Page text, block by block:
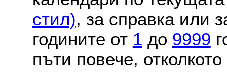
стил), за справка или
годините от 1 до 9999
пъти повече,